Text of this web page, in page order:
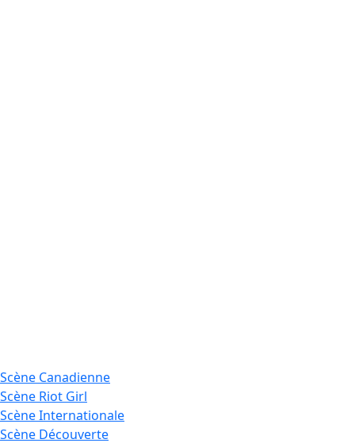
Scène Canadienne
Scène Riot Girl
ScèneInternationale
Scène Découverte